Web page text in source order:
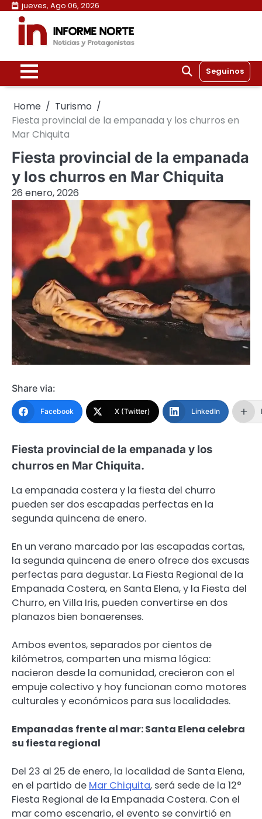
Skip
content
jueves, Ago 06, 2026
Seguinos
Home
Turismo
Fiesta provincial de la empanada y los churros en
Mar Chiquita
Fiesta provincial de la empanada
y los churros en Mar Chiquita
26 enero, 2026
Share via:
Facebook X (Twitter) LinkedIn
Fiesta provincial de la empanada y los
churros en Mar Chiquita.
La empanada costera y la fiesta del churro
pueden ser dos escapadas perfectas en la
segunda quincena de enero.
En un verano marcado por las escapadas cortas,
la segunda quincena de enero ofrece dos excusas
perfectas para degustar. La Fiesta Regional de la
Empanada Costera, en Santa Elena, y la Fiesta del
Churro, en Villa Iris, pueden convertirse en dos
planazos bien bonaerenses.
Ambos eventos, separados por cientos de
kilómetros, comparten una misma lógica:
nacieron desde la comunidad, crecieron con el
empuje colectivo y hoy funcionan como motores
culturales y económicos para sus localidades.
Empanadas frente al mar: Santa Elena celebra
su fiesta regional
Del 23 al 25 de enero, la localidad de Santa Elena,
en el partido de Mar Chiquita, será sede de la 12°
Fiesta Regional de la Empanada Costera. Con el
mar como escenario, el evento se convirtió en